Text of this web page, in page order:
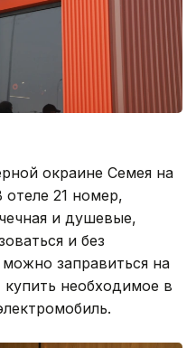
окраине Семея на
21 номер,
и душевые,
и без
заправиться на
купить необходимое в